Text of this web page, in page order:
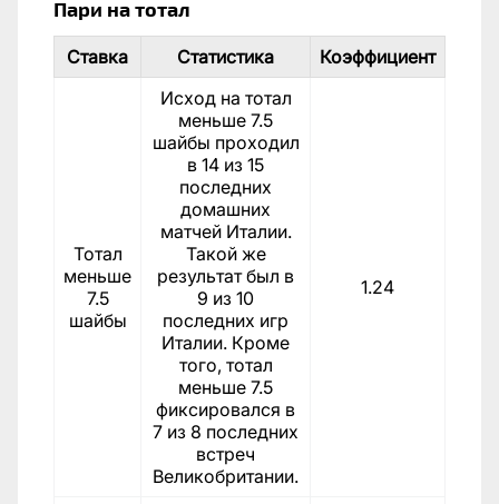
Пари на тотал
Ставка Статистика Коэффициент
Тотал
меньше
7.5
шайбы
Исход на тотал
меньше 7.5
шайбы проходил
в 14 из 15
последних
домашних
матчей Италии.
Такой же
результат был в
9 из 10
последних игр
Италии. Кроме
того, тотал
меньше 7.5
фиксировался в
7 из 8 последних
встреч
Великобритании.
1.24